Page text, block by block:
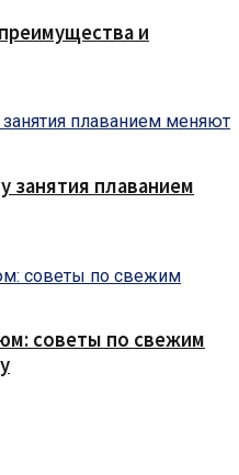
и
занятия плаванием
советы по свежим